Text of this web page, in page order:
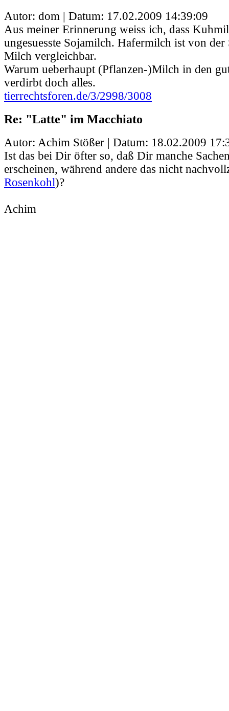
Autor: dom | Datum: 17.02.2009 14:39:09
Aus meiner Erinnerung weiss ich, dass
ungesuesste Sojamilch. Hafermilch ist von der
Milch vergleichbar.
Warum ueberhaupt (Pflanzen-)Milch in den
verdirbt doch alles.
tierrechtsforen.de/3/2998/3008
Re: "Latte" im Macchiato
Autor: Achim Stößer | Datum: 18.02.2009
Ist das bei Dir öfter so, daß Dir manche
erscheinen, während andere das nicht
Rosenkohl)?
Achim